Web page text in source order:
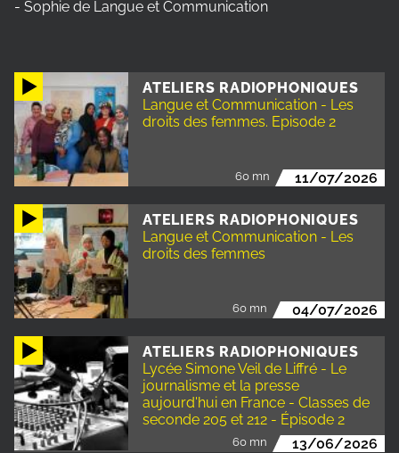
ATELIERS RADIOPHONIQUES
Langue et Communication - Les
droits des femmes. Episode 2
60 mn 11/07/2026
ATELIERS RADIOPHONIQUES
Langue et Communication - Les
droits des femmes
60 mn 04/07/2026
ATELIERS RADIOPHONIQUES
Lycée Simone Veil de Liffré - Le
journalisme et la presse
aujourd'hui en France - Classes de
seconde 205 et 212 - Épisode 2
60 mn 13/06/2026
- Sophie de Langue et Communication